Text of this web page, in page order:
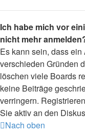
Ich habe mich vor
nicht mehr
Es kann sein, dass
verschieden Gründen
löschen viele Boards
keine Beiträge
verringern.
Sie aktiv an den
Nach oben